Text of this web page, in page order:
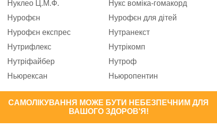
Нуклео Ц.М.Ф.
Нукс воміка-гомакорд
Нурофєн
Нурофєн для дітей
Нурофєн експрес
Нутранекст
Нутрифлекс
Нутрікомп
Нутріфайбер
Нутроф
Ньюрексан
Ньюропентин
САМОЛІКУВАННЯ МОЖЕ БУТИ НЕБЕЗПЕЧНИМ ДЛЯ
ВАШОГО ЗДОРОВ'Я!